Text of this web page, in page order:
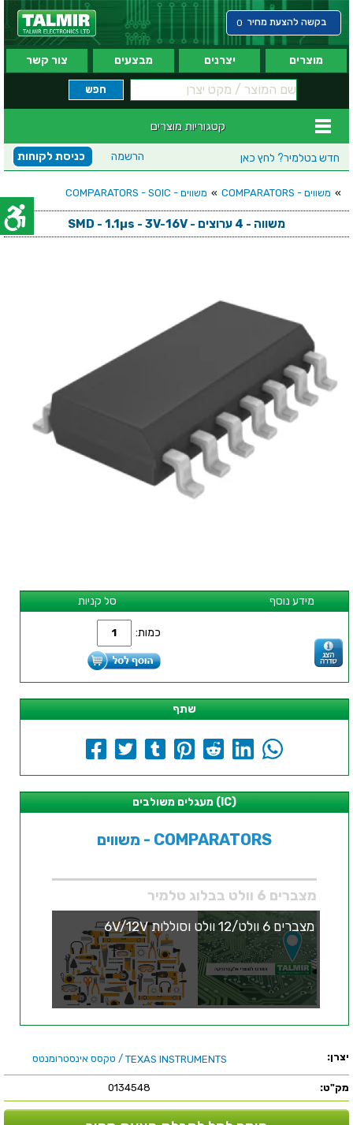
בקשה להצעת מחיר 0
מוצרים יצרנים מבצעים צור קשר
קטגוריות מוצרים
חדש בטלמיר? לחץ כאן כניסת לקוחות הרשמה
» משווים - COMPARATORS » משווים - COMPARATORS - SOIC
משווה - 4 ערוצים - SMD - 1.1µs - 3V-16V
סל קניות מידע נוסף
כמות:
שתף
מעגלים משולבים (IC)
משווים - COMPARATORS
מצברים 6 וולט בבלוג טלמיר
מצברים 6 וולט/12 וולט וסוללות 6V/12V
יצרן: TEXAS INSTRUMENTS / טקסס אינסטרומנטס
מק"ט: 0134548